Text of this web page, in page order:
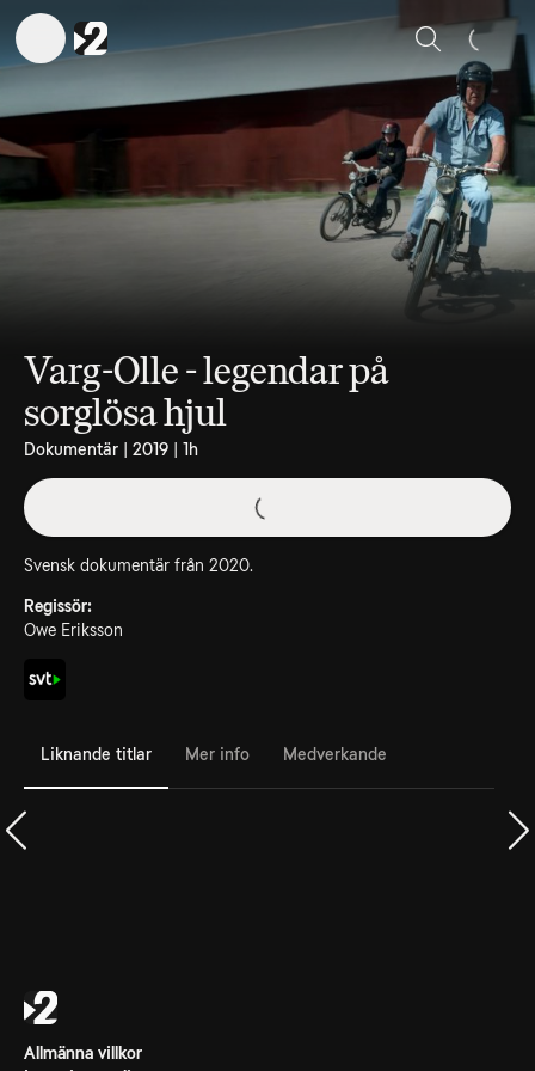
Sök
Varg-Olle - legendar på
sorglösa hjul
Dokumentär | 2019 | 1h
Svensk dokumentär från 2020.
Regissör:
Owe Eriksson
Liknande titlar Mer info Medverkande
Allmänna villkor